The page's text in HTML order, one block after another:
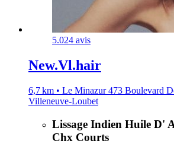
5.024 avis
New.Vl.hair
6,7 km • Le Minazur 473 Boulevard
Villeneuve-Loubet
Lissage Indien Huile D'
Chx Courts